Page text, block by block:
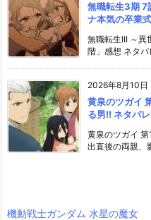
無職転生3期 7
ナ本気の卒業
無職転生III ～異
階」感想 ネタバ
2026年8月10日
黄泉のツガイ
る男!! ネタバレ
黄泉のツガイ
出直後の両親、
機動戦士ガンダム 水星の魔女